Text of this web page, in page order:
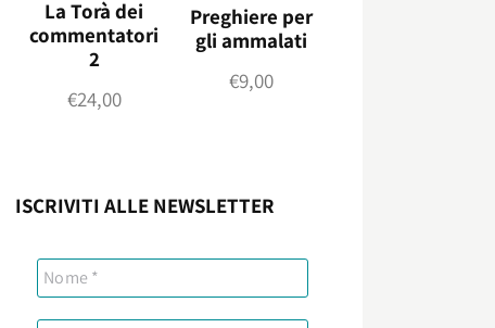
La Torà dei
commentatori
2
€24,00
Preghiere per
gli ammalati
€9,00
ISCRIVITI ALLE NEWSLETTER